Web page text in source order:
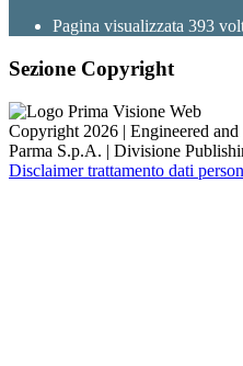
Pagina visualizzata 393
Sezione Copyright
Copyright 2026 | Engineered
Parma S.p.A. | Divisione
Disclaimer trattamento dati